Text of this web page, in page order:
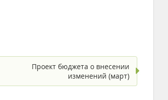
Проект бюджета о внесении
изменений (март)